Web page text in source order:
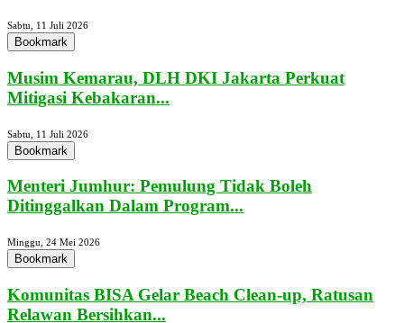
Sabtu, 11 Juli 2026
Bookmark
Musim Kemarau, DLH DKI Jakarta Perkuat
Mitigasi Kebakaran...
Sabtu, 11 Juli 2026
Bookmark
Menteri Jumhur: Pemulung Tidak Boleh
Ditinggalkan Dalam Program...
Minggu, 24 Mei 2026
Bookmark
Komunitas BISA Gelar Beach Clean-up, Ratusan
Relawan Bersihkan...